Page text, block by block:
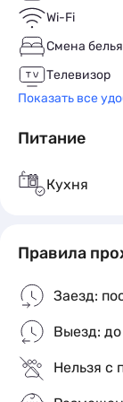
праздничных
В ПЕШЕЙ
✅Аквапарк
✅Колесо
✅Набережная
комплекс
✅АкБарс Арена
Wi-Fi
Смена белья
Телевизор
Показать все
Питание
Кухня
Правила
Заезд:
Выезд: до
Нельзя с